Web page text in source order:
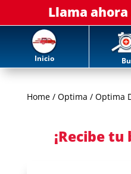
Llama ahora
Inicio
Home/ Optima / Optima
¡Recibe